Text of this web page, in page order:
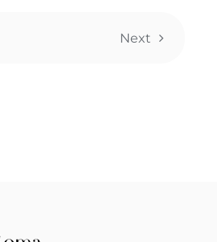
Next